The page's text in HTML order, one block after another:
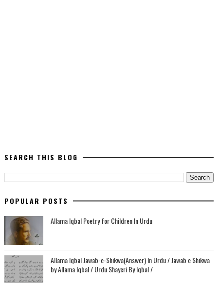
SEARCH THIS BLOG
POPULAR POSTS
Allama Iqbal Poetry for Children In Urdu
Allama Iqbal Jawab-e-Shikwa(Answer) In Urdu / Jawab e Shikwa
by Allama Iqbal / Urdu Shayeri By Iqbal /